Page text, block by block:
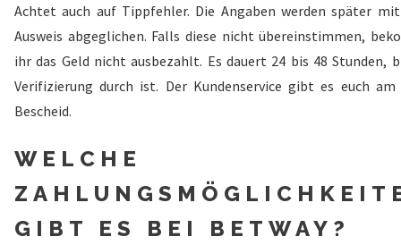
Achtet auch auf Tippfehler. Die Angaben werden später
Ausweis abgeglichen. Falls diese nicht übereinstimmen,
ihr das Geld nicht ausbezahlt. Es dauert 24 bis 48 Stunden,
Verifizierung durch ist. Der Kundenservice gibt es euch am
Bescheid.
WELCHE
GIBT ES BEI BETWAY?